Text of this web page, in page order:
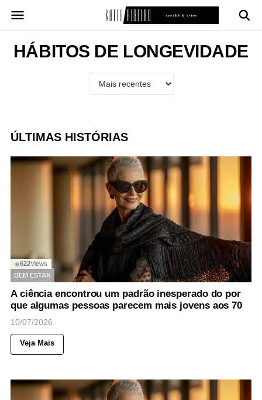
para
conteúdo
HÁBITOS DE LONGEVIDADE
ÚLTIMAS HISTÓRIAS
◉622Views
BEM ESTAR
A ciência encontrou um padrão inesperado do por
que algumas pessoas parecem mais jovens aos 70
10/07/2026
Veja Mais